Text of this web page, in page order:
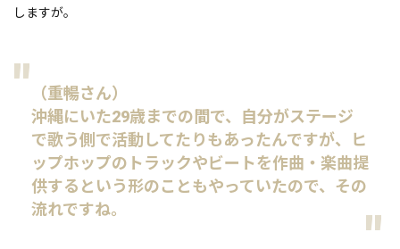
しますが。
（重暢さん）
沖縄にいた29歳までの間で、自分がステージ
で歌う側で活動してたりもあったんですが、ヒ
ップホップのトラックやビートを作曲・楽曲提
供するという形のこともやっていたので、その
流れですね。